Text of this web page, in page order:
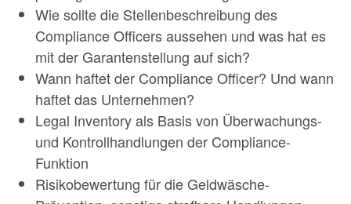
Wie sollte die Stellenbeschreibung des
Compliance Officers aussehen und was hat es
mit der Garantenstellung auf sich?
Wann haftet der Compliance Officer? Und wann
haftet das Unternehmen?
Legal Inventory als Basis von Überwachungs-
und Kontrollhandlungen der Compliance-
Funktion
Risikobewertung für die Geldwäsche-